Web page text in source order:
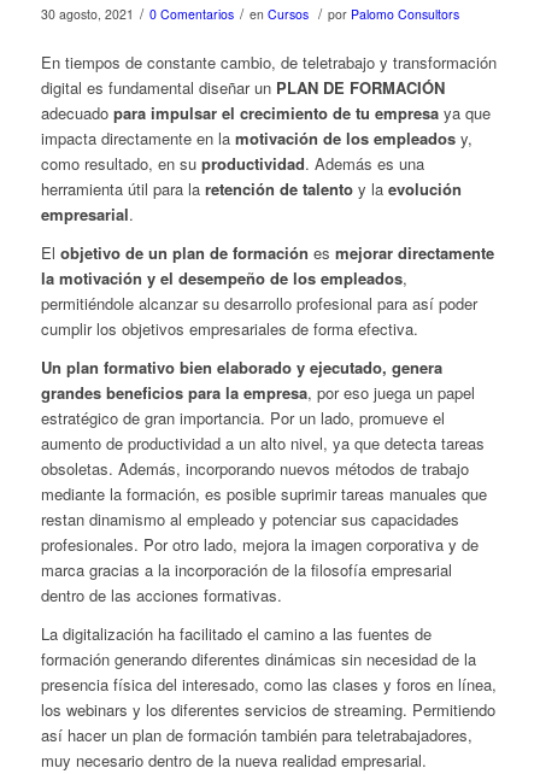
30 agosto, 2021 / 0 Comentarios / en Cursos / por Palomo Consultors
En tiempos de constante cambio, de teletrabajo y transformación
digital es fundamental diseñar un PLAN DE FORMACIÓN
adecuado para impulsar el crecimiento de tu empresaya que
impacta directamente en la motivación de los empleadosy,
como resultado, en su productividad. Además es una
herramienta útil para la retención de talentoy la evolución
empresarial.
El objetivo de un plan de formación es mejorar directamente
la motivación y el desempeño de los empleados,
permitiéndole alcanzar su desarrollo profesional para así poder
cumplir los objetivos empresariales de forma efectiva.
Un plan formativo bien elaborado y ejecutado, genera
grandes beneficios para la empresa, por eso juega un papel
estratégico de gran importancia. Por un lado, promueve el
aumento de productividad a un alto nivel, ya que detecta tareas
obsoletas. Además, incorporando nuevos métodos de trabajo
mediante la formación, es posible suprimir tareas manuales que
restan dinamismo al empleado y potenciar sus capacidades
profesionales. Por otro lado, mejora la imagen corporativa y de
marca gracias a la incorporación de la filosofía empresarial
dentro de las acciones formativas.
La digitalización ha facilitado el camino a las fuentes de
formación generando diferentes dinámicas sin necesidad de la
presencia física del interesado, como las clases y foros en línea,
los webinars y los diferentes servicios de streaming. Permitiendo
así hacer un plan de formación también para teletrabajadores,
muy necesario dentro de la nueva realidad empresarial.